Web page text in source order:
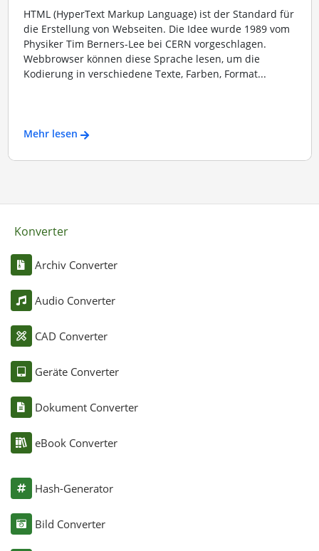
HTML (HyperText Markup Language) ist der Standard für
die Erstellung von Webseiten. Die Idee wurde 1989 vom
Physiker Tim Berners-Lee bei CERN vorgeschlagen.
Webbrowser können diese Sprache lesen, um die
Kodierung in verschiedene Texte, Farben, Format...
Mehr lesen
Konverter
Archiv Converter
Audio Converter
CAD Converter
Geräte Converter
Dokument Converter
eBook Converter
Hash-Generator
Bild Converter